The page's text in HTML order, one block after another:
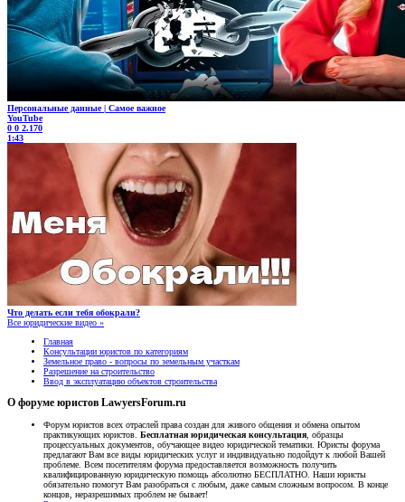
Персональные данные | Самое важное
YouTube
0 0 2.170
1:43
Что делать если тебя обокрали?
Все юридические видео »
Главная
Консультации юристов по категориям
Земельное право - вопросы по земельным участкам
Разрешение на строительство
Ввод в эксплуатацию объектов строительства
О форуме юристов LawyersForum.ru
Форум юристов всех отраслей права создан для живого общения и обмена опытом
практикующих юристов. Бесплатная юридическая консультация , образцы
процессуальных документов, обучающее видео юридической тематики. Юристы форума
предлагают Вам все виды юридических услуг и индивидуально подойдут к любой Вашей
проблеме. Всем посетителям форума предоставляется возможность получить
квалифицированную юридическую помощь абсолютно БЕСПЛАТНО. Наши юристы
обязательно помогут Вам разобраться с любым, даже самым сложным вопросом. В конце
концов, неразрешимых проблем не бывает!